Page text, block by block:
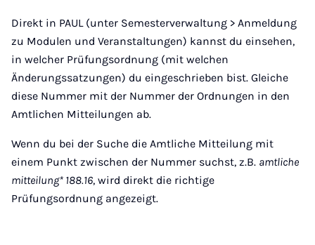
Direkt in PAUL (unter Semesterverwaltung > Anmeldung
zu Modulen und Veranstaltungen) kannst du einsehen,
in welcher Prüfungsordnung (mit welchen
Änderungssatzungen) du eingeschrieben bist. Gleiche
diese Nummer mit der Nummer der Ordnungen in den
Amtlichen Mitteilungen ab.
Wenn du bei der Suche die Amtliche Mitteilung mit
einem Punkt zwischen der Nummer suchst, z.B. amtliche
mitteilung* 188.16, wird direkt die richtige
Prüfungsordnung angezeigt.